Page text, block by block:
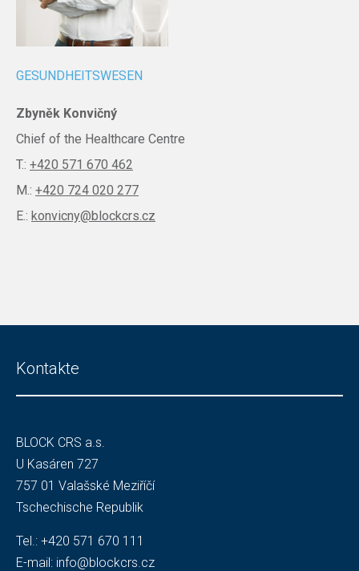
GESUNDHEITSWESEN
Zbyněk Konvičný
Chief of the Healthcare Centre
T.: +420 571 670 462
M.: +420 724 020 277
E.: konvicny@blockcrs.cz
Kontakte
BLOCK CRS a.s.
U Kasáren 727
757 01 Valašské Meziříčí
Tschechische Republik
Tel.: +420 571 670 111
E-mail: info@blockcrs.cz